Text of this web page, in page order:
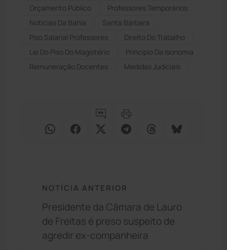
Orçamento Público
Professores Temporários
Notícias Da Bahia
Santa Bárbara
Piso Salarial Professores
Direito Do Trabalho
Lei Do Piso Do Magistério
Princípio Da Isonomia
Remuneração Docentes
Medidas Judiciais
NOTÍCIA ANTERIOR
Presidente da Câmara de Lauro
de Freitas é preso suspeito de
agredir ex-companheira